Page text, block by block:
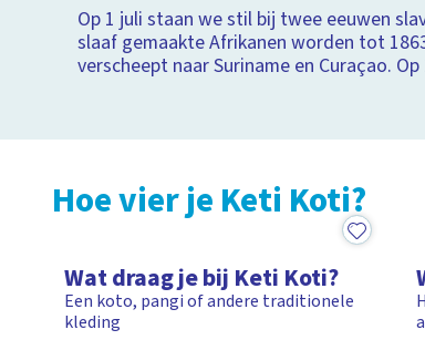
Op 1 juli staan we stil bij twee eeuwen
slaaf gemaakte Afrikanen worden tot
verscheept naar Suriname en Curaçao.
Hoe vier je Keti Koti?
Wat draag je bij Keti Koti?
Een koto, pangi of andere traditionele
kleding